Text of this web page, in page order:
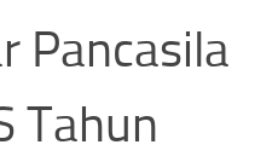
Pancasila
Tahun